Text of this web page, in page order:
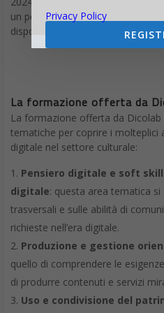
un podcast di 8 episodi e 2 serie
disposizione degli utenti.
La formazione offerta da
La formazione offerta da
tematiche per coprire i molteplici
digitale nel settore culturale:
Pensiero digitale e soft
digitale: questa area tematica
trasversali e sulle abilità di
richieste nell’era digitale.
Produzione e gestione
quello di comprendere le
di produrre contenuti e servizi
Uso e condivisione del
Privacy Policy